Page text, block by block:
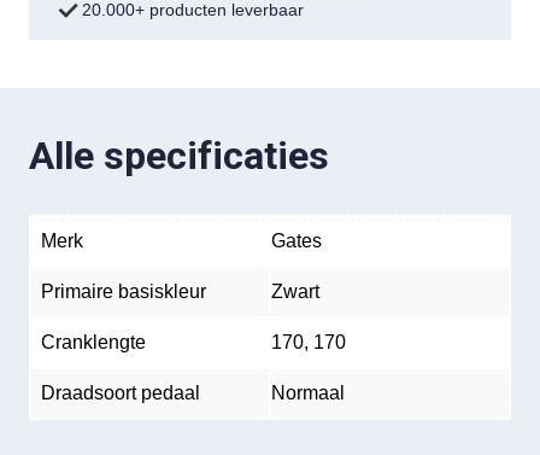
20.000+ producten leverbaar
Alle specificaties
Merk Gates
Primaire basiskleur Zwart
Cranklengte 170, 170
Draadsoort pedaal Normaal